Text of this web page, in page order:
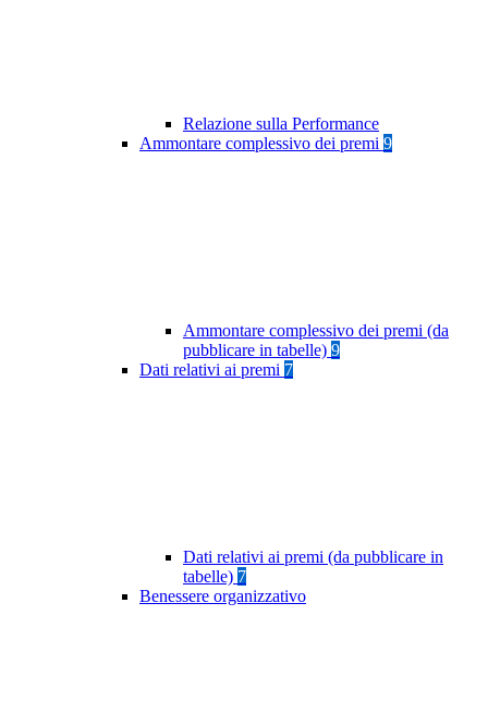
Relazione sulla Performance
Ammontare complessivo dei premi 9
Ammontare complessivo dei premi (da
pubblicare in tabelle) 9
Dati relativi ai premi 7
Dati relativi ai premi (da pubblicare in
tabelle) 7
Benessere organizzativo